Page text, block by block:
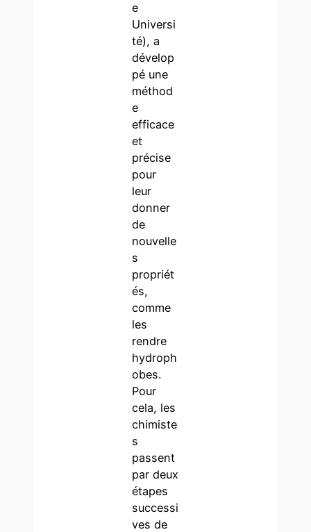
e
Universi
té), a
dévelop
pé une
méthod
e
efficace
et
précise
pour
leur
donner
de
nouvelle
s
propriét
és,
comme
les
rendre
hydroph
obes.
Pour
cela, les
chimiste
s
passent
par deux
étapes
successi
ves de